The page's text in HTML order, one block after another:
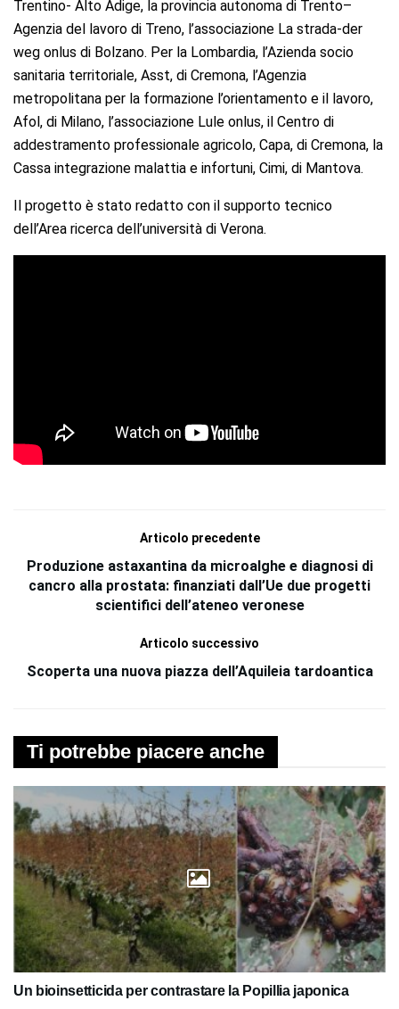
Trentino- Alto Adige, la provincia autonoma di Trento–
Agenzia del lavoro di Treno, l’associazione La strada-der
weg onlus di Bolzano. Per la Lombardia, l’Azienda socio
sanitaria territoriale, Asst, di Cremona, l’Agenzia
metropolitana per la formazione l’orientamento e il lavoro,
Afol, di Milano, l’associazione Lule onlus, il Centro di
addestramento professionale agricolo, Capa, di Cremona, la
Cassa integrazione malattia e infortuni, Cimi, di Mantova.
Il progetto è stato redatto con il supporto tecnico
dell’Area ricerca dell’università di Verona.
Articolo precedente
Produzione astaxantina da microalghe e diagnosi di
cancro alla prostata: finanziati dall’Ue due progetti
scientifici dell’ateneo veronese
Articolo successivo
Scoperta una nuova piazza dell’Aquileia tardoantica
Ti potrebbe piacere anche
Un bioinsetticida per contrastare la Popillia japonica